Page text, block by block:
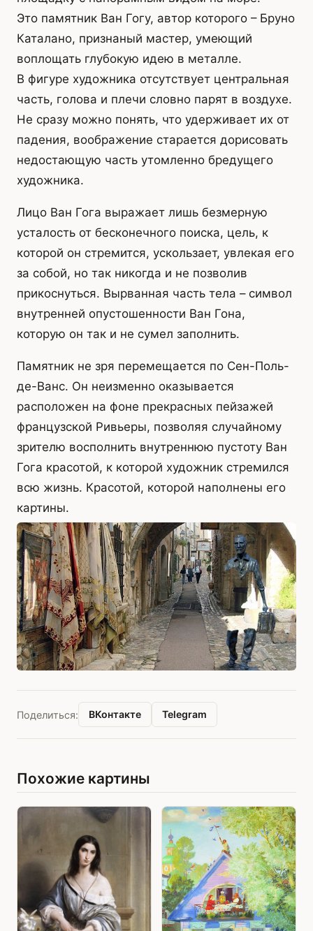
Это памятник Ван Гогу, автор которого – Бруно
Каталано, признаный мастер, умеющий
воплощать глубокую идею в металле.
В фигуре художника отсутствует центральная
часть, голова и плечи словно парят в воздухе.
Не сразу можно понять, что удерживает их от
падения, воображение старается дорисовать
недостающую часть утомленно бредущего
художника.
Лицо Ван Гога выражает лишь безмерную
усталость от бесконечного поиска, цель, к
которой он стремится, ускользает, увлекая его
за собой, но так никогда и не позволив
прикоснуться. Вырванная часть тела – символ
внутренней опустошенности Ван Гона,
которую он так и не сумел заполнить.
Памятник не зря перемещается по Сен-Поль-
де-Ванс. Он неизменно оказывается
расположен на фоне прекрасных пейзажей
французской Ривьеры, позволяя случайному
зрителю восполнить внутреннюю пустоту Ван
Гога красотой, к которой художник стремился
всю жизнь. Красотой, которой наполнены его
картины.
Поделиться: ВКонтакте Telegram
Похожие картины